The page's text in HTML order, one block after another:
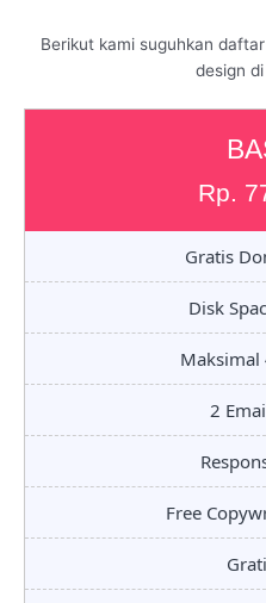
Berikut kami suguhkan
design
Rp.
Gratis
Disk
Maksimal
2
Free